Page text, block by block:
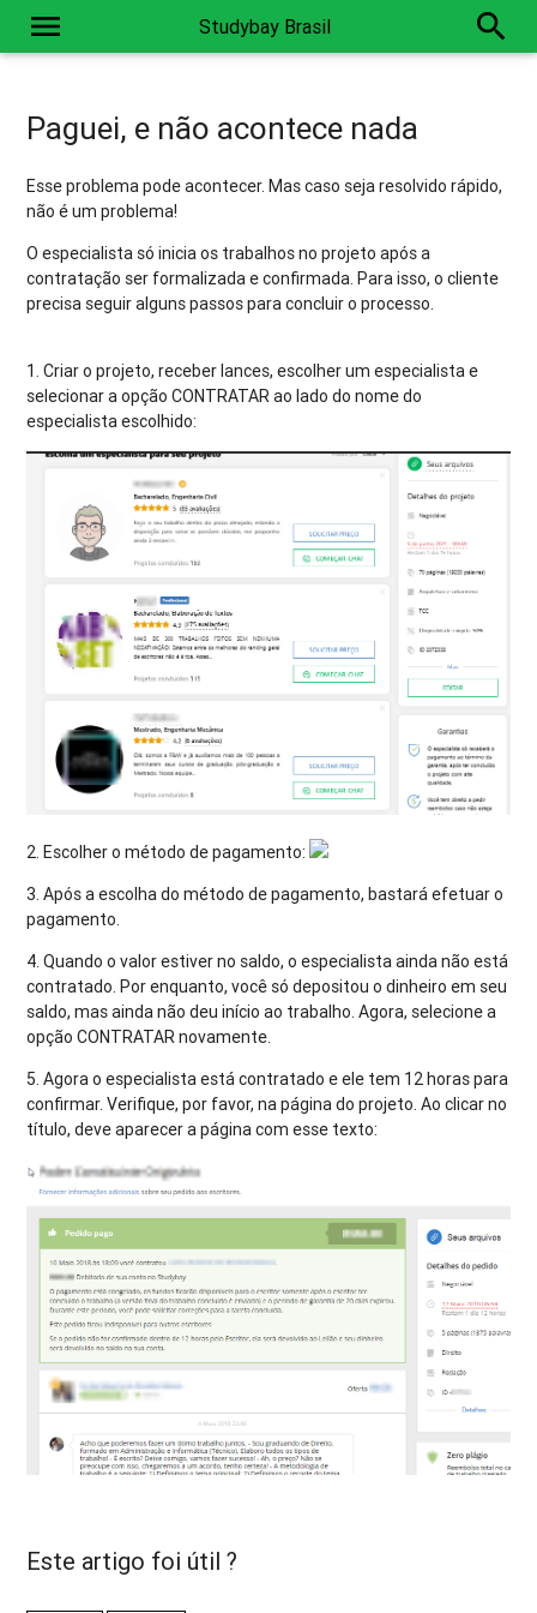
menu Studybay Brasil search
Paguei, e não acontece nada
Esse problema pode acontecer. Mas caso seja resolvido rápido,
não é um problema!
O especialista só inicia os trabalhos no projeto após a
contratação ser formalizada e confirmada. Para isso, o cliente
precisa seguir alguns passos para concluir o processo.
1. Criar o projeto, receber lances, escolher um especialista e
selecionar a opção CONTRATAR ao lado do nome do
especialista escolhido:
2. Escolher o método de pagamento: ⁣
3. Após a escolha do método de pagamento, bastará efetuar o
pagamento.
4. Quando o valor estiver no saldo, o especialista ainda não está
contratado. Por enquanto, você só depositou o dinheiro em seu
saldo, mas ainda não deu início ao trabalho. Agora, selecione a
opção CONTRATAR novamente.
5. Agora o especialista está contratado e ele tem 12 horas para
confirmar. Verifique, por favor, na página do projeto. Ao clicar no
título, deve aparecer a página com esse texto:
Este artigo foi útil ?